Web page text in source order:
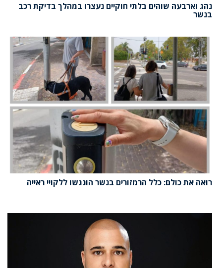
נהג וארבעה שוהים בלתי חוקיים נעצרו במהלך בדיקת רכב
בנשר
רואה את כולם: כלל הרמזורים בנשר הונגשו ללקויי ראייה